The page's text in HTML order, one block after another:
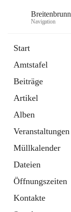
Navigation
Start
Amtstafel
Beiträge
Artikel
Alben
Veranstaltungen
Müllkalender
Dateien
Öffnungszeiten
Kontakte
18 Schnellzugriffe
Gemeindeservice